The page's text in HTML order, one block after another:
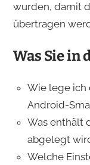
wurden, damit
übertragen
Was Sie in
Wie lege ich
Android-
Was enthält
abgelegt
Welche